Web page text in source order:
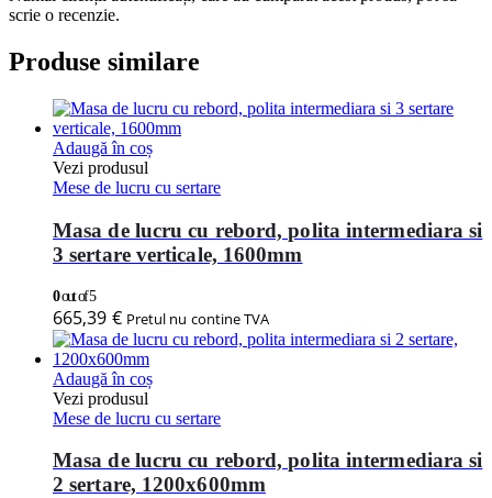
scrie o recenzie.
Produse similare
Adaugă în coș
Vezi produsul
Mese de lucru cu sertare
Masa de lucru cu rebord, polita intermediara si
3 sertare verticale, 1600mm
0out of 5
665,39 € Pretul nu contine TVA
Adaugă în coș
Vezi produsul
Mese de lucru cu sertare
Masa de lucru cu rebord, polita intermediara si
2 sertare, 1200x600mm